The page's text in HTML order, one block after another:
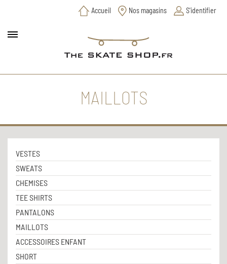
Accueil Nos magasins S'identifier
MAILLOTS
VESTES
SWEATS
CHEMISES
TEE SHIRTS
PANTALONS
MAILLOTS
ACCESSOIRES ENFANT
SHORT